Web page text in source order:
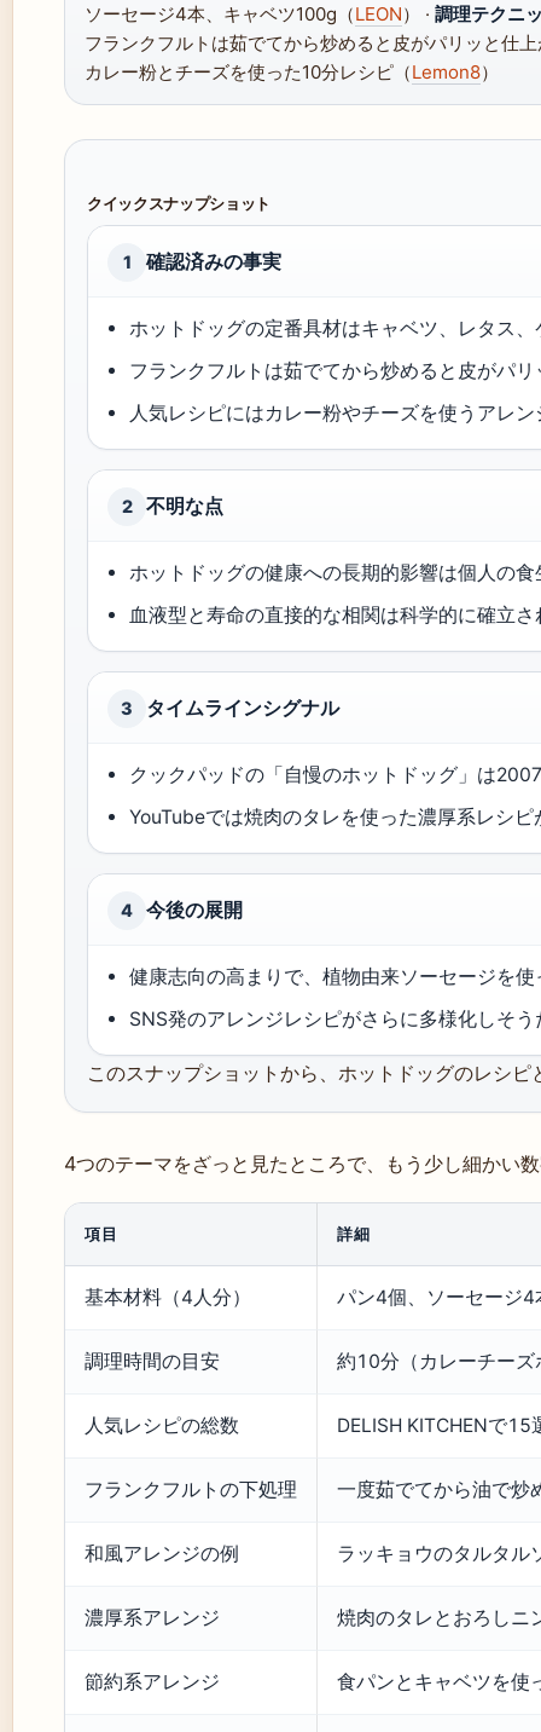
ソーセージ4本、キャベツ100g（LEON） · 調理テクニ
フランクフルトは茹でてから炒めると皮がパリッと仕
カレー粉とチーズを使った10分レシピ（Lemon8）
クイックスナップショット
1 確認済みの事実
ホットドッグの定番具材はキャベツ、レタス
フランクフルトは茹でてから炒めると皮がパ
人気レシピにはカレー粉やチーズを使うアレ
2 不明な点
ホットドッグの健康への長期的影響は個人の
血液型と寿命の直接的な相関は科学的に確立
3 タイムラインシグナル
クックパッドの「自慢のホットドッグ」は
YouTubeでは焼肉のタレを使った濃厚系レシピ
4 今後の展開
健康志向の高まりで、植物由来ソーセージを
SNS発のアレンジレシピがさらに多様化しそう
このスナップショットから、ホットドッグのレシ
4つのテーマをざっと見たところで、もう少し細かい
項目 詳細
基本材料（4人分） パン4個、ソーセージ
調理時間の目安 約10分（カレーチー
人気レシピの総数 DELISH KITCHENで15
フランクフルトの下処理 一度茹でてから油で炒
和風アレンジの例 ラッキョウのタルタル
濃厚系アレンジ 焼肉のタレとおろしニ
節約系アレンジ 食パンとキャベツを使